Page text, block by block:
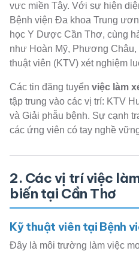
vực miền Tây. Với sự hiện
Bệnh viện Đa khoa Trung
học Y Dược Cần Thơ, cùng
như Hoàn Mỹ, Phương Châu,
thuật viên (KTV) xét nghiệm
Các tin đăng tuyển việc làm
tập trung vào các vị trí: KTV
và Giải phẫu bệnh. Sự cạnh
các ứng viên có tay nghề
2. Các vị trí việc
biến tại Cần Thơ
Kỹ thuật viên tại Bệnh
Đây là môi trường làm việc